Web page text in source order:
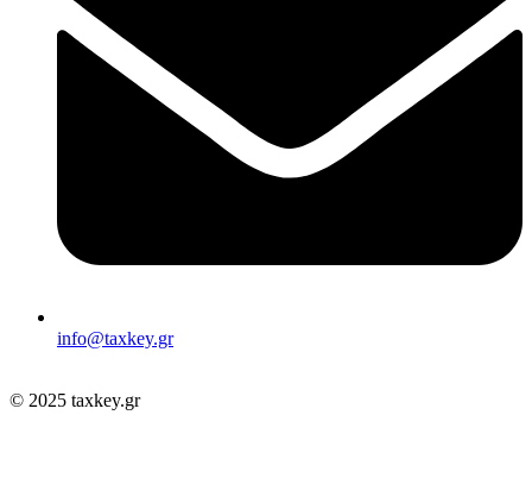
info@taxkey.gr
© 2025 taxkey.gr